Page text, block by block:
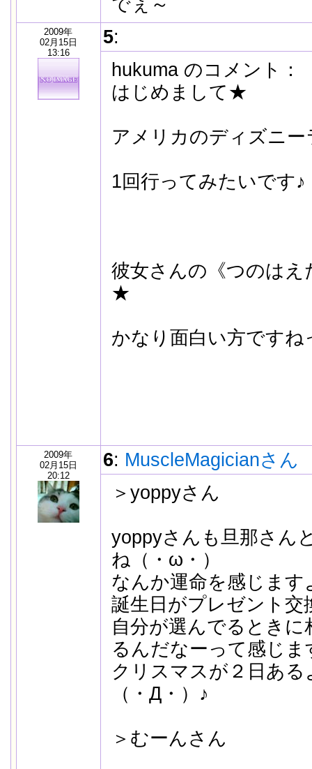
でぇ～
2009年
02月15日
13:16
5:
hukuma のコメント：
はじめまして★
アメリカのディズニ
1回行ってみたいです♪
彼女さんの《つのはえ
★
かなり面白い方ですね
2009年
02月15日
20:12
6: MuscleMagicianさん
＞yoppyさん
yoppyさんも旦那さん
ね（・ω・）
なんか運命を感じます
誕生日がプレゼント交
自分が選んでるとき
るんだなーって感じま
クリスマスが２日あ
（・Д・）♪
＞むーんさん